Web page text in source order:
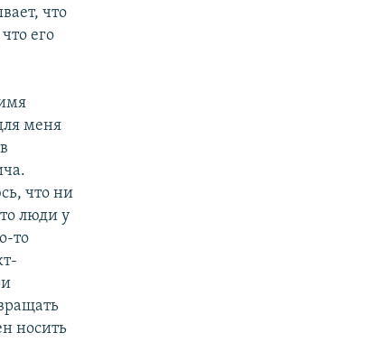
что
его
меня
что ни
люди у
то
носить